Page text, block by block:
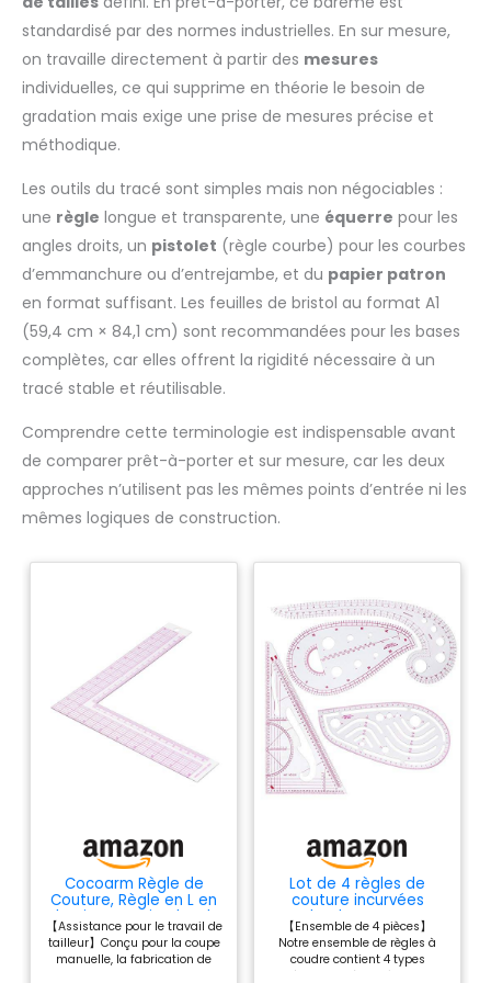
standardisé par des normes industrielles. En sur mesure,
on travaille directement à partir des mesures
individuelles, ce qui supprime en théorie le besoin de
gradation mais exige une prise de mesures précise et
méthodique.
Les outils du tracé sont simples mais non négociables :
une règle longue et transparente, une équerre pour les
angles droits, un pistolet (règle courbe) pour les courbes
d’emmanchure ou d’entrejambe, et du papier patron
en format suffisant. Les feuilles de bristol au format A1
(59,4 cm × 84,1 cm) sont recommandées pour les bases
complètes, car elles offrent la rigidité nécessaire à un
tracé stable et réutilisable.
Comprendre cette terminologie est indispensable avant
de comparer prêt-à-porter et sur mesure, car les deux
approches n’utilisent pas les mêmes points d’entrée ni les
mêmes logiques de construction.
Cocoarm Règle de
Couture, Règle en L en
Plastique et Pistolet de
Couture avec
Graduations Claires 21,5
X 21,5 Cm ou 59 Cm
【Assistance pour le travail de
tailleur】Conçu pour la coupe
manuelle, la fabrication de
Lot de 4 règles de
couture incurvées
polyvalentes avec
mesures françaises
pour la couture, la
fabrication de
【Ensemble de 4 pièces】
Notre ensemble de règles à
coudre contient 4 types
différents de règles à coudre :